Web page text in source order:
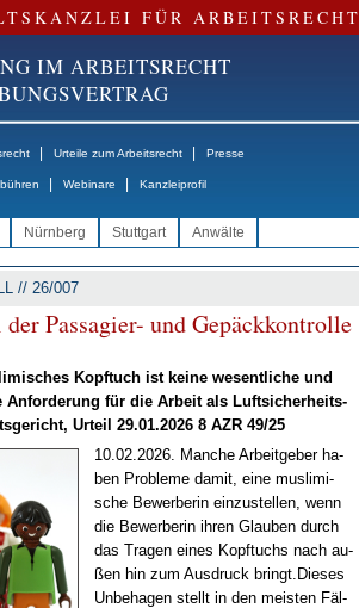
FÜR ARBEITSRECHT
IM ARBEITSRECHT
Urteile zum Arbeitsrecht Presse
Webinare Kanzleiprofil
Nürnberg Stuttgart Anwälte
// 26/007
Pas­sa­gier- und Ge­päck­kon­trol­le
Kopf­tuch ist kei­ne we­sent­li­che und
An­for­de­rung für die Ar­beit als Luft­si­cher­heits­
Ur­teil 29.01.2026 8 AZR 49/25
10.02.2026. Man­che Ar­beit­ge­ber ha­
ben Pro­ble­me da­mit, ei­ne mus­li­mi­
sche Be­wer­be­rin ein­zu­stel­len, wenn
die Be­wer­be­rin ih­ren Glau­ben durch
das Tra­gen ei­nes Kopf­tuchs nach au­
ßen hin zum Aus­druck bringt.Die­ses
Un­be­ha­gen stellt in den meis­ten Fäl­